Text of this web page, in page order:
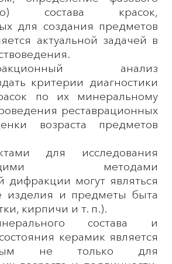
состава красок,
для создания предметов
актуальной задачей в
анализ
критерии диагностики
по их минеральному
реставрационных
возраста предметов
для исследования
методами
дифракции могут являться
изделия и предметы быта
кирпичи и т. п.).
состава и
керамик является
не только для